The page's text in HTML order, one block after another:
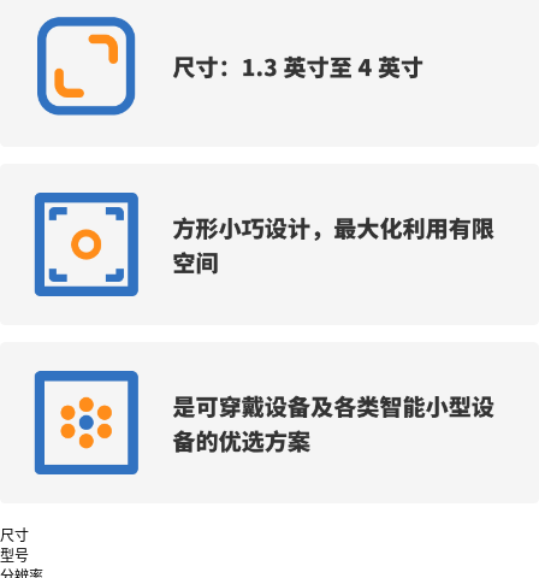
尺寸
型号